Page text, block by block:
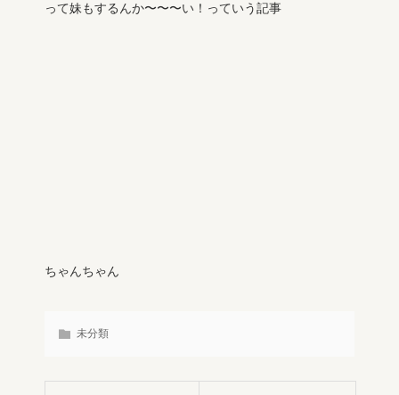
って妹もするんか〜〜〜い！っていう記事
ちゃんちゃん
未分類